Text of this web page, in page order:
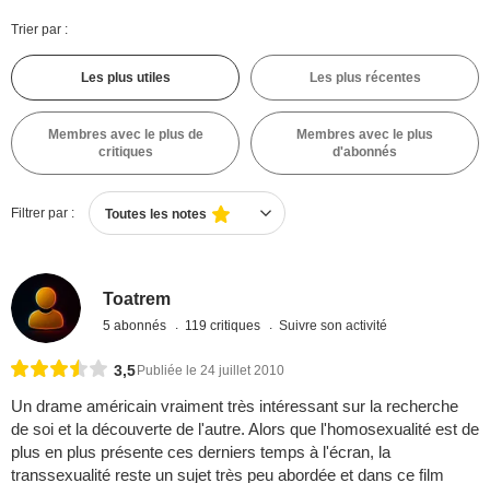
Trier par :
Les plus utiles Les plus récentes
Membres avec le plus de
critiques
Membres avec le plus
d'abonnés
Filtrer par : Toutes les notes
Toatrem
5 abonnés 119 critiques Suivre son activité
3,5 Publiée le 24 juillet 2010
Un drame américain vraiment très intéressant sur la recherche
de soi et la découverte de l'autre. Alors que l'homosexualité est de
plus en plus présente ces derniers temps à l'écran, la
transsexualité reste un sujet très peu abordée et dans ce film